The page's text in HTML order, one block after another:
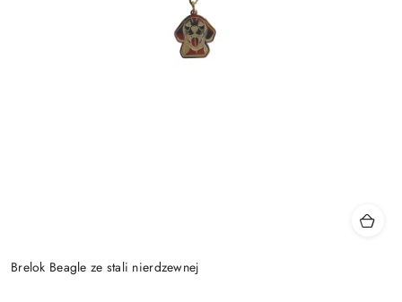
Brelok Beagle ze stali nierdzewnej